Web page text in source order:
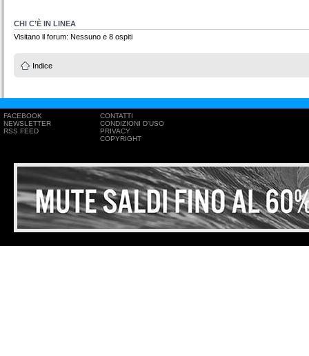
CHI C’È IN LINEA
Visitano il forum: Nessuno e 8 ospiti
Indice
FACEBOOK
NEWSLETTER
RSS FEED
CONTATTI
CONDIZIONI D'USO
PRIVACY
COPYRIGHT